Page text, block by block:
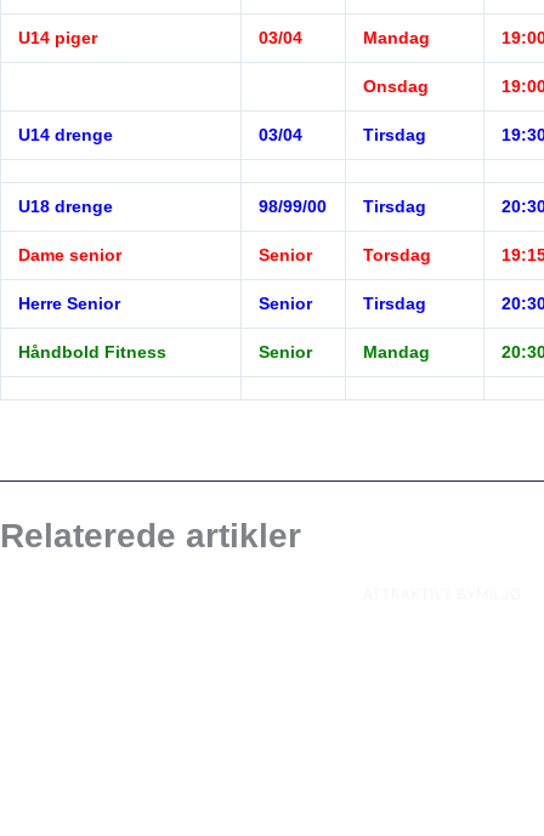
U14 piger 03/04 Mandag
Onsdag
U14 drenge 03/04 Tirsdag
U18 drenge 98/99/00 Tirsdag
Dame senior Senior Torsdag
Herre Senior Senior Tirsdag
Håndbold Fitness Senior Mandag
Relaterede artikler